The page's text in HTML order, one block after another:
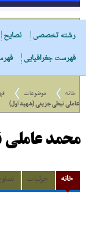
رشته تخصصی
نصایح
فهرست جغرافیایی
خانه موضوعات
عاملی نبطی جزینی (شهید اول)
محمد
خانه جزئیات